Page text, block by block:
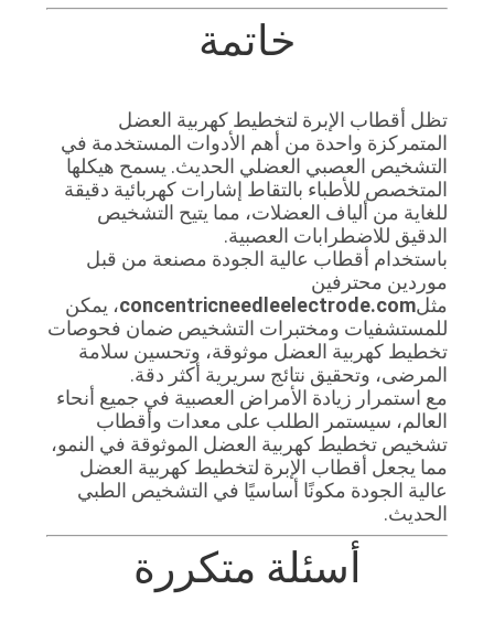
خاتمة
تظل أقطاب الإبرة لتخطيط كهربية العضل
المتمركزة واحدة من أهم الأدوات المستخدمة في
التشخيص العصبي العضلي الحديث. يسمح هيكلها
المتخصص للأطباء بالتقاط إشارات كهربائية دقيقة
للغاية من ألياف العضلات، مما يتيح التشخيص
الدقيق للاضطرابات العصبية.
باستخدام أقطاب عالية الجودة مصنعة من قبل
موردين محترفين
مثلconcentricneedleelectrode.com، يمكن
للمستشفيات ومختبرات التشخيص ضمان فحوصات
تخطيط كهربية العضل موثوقة، وتحسين سلامة
المرضى، وتحقيق نتائج سريرية أكثر دقة.
مع استمرار زيادة الأمراض العصبية في جميع أنحاء
العالم، سيستمر الطلب على معدات وأقطاب
تشخيص تخطيط كهربية العضل الموثوقة في النمو،
مما يجعل أقطاب الإبرة لتخطيط كهربية العضل
عالية الجودة مكونًا أساسيًا في التشخيص الطبي
الحديث.
أسئلة متكررة